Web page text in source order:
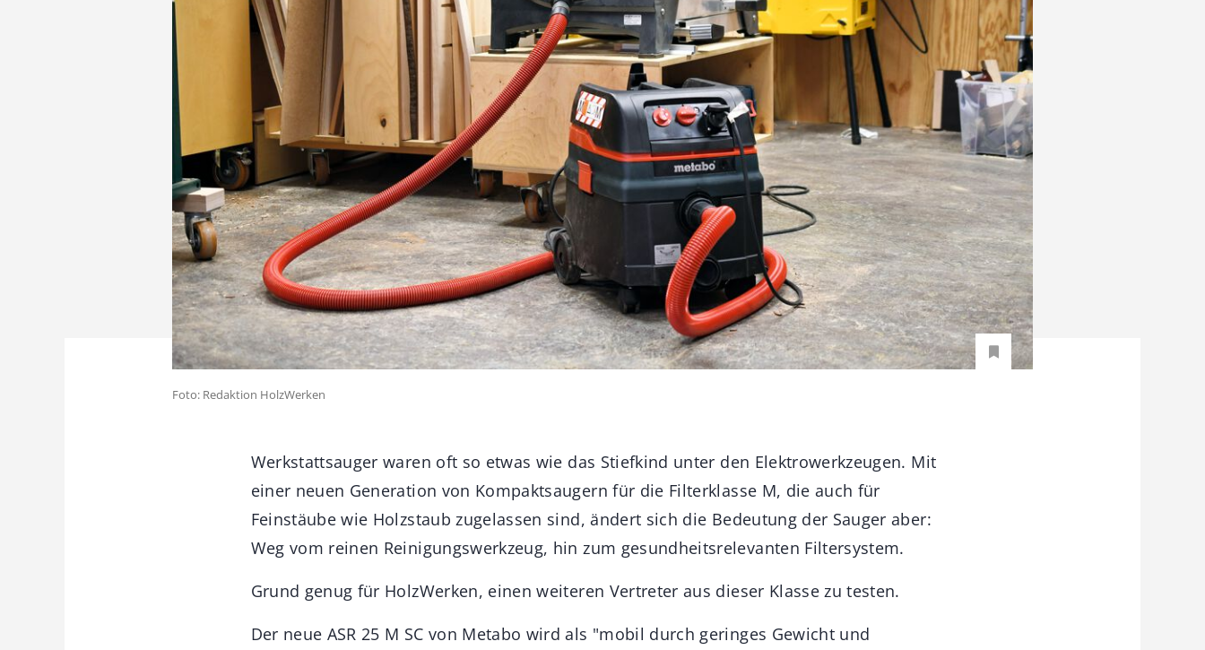
Foto: Redaktion HolzWerken
Werkstattsauger waren oft so etwas wie das Stiefkind unter den Elektrowerkzeugen. Mit
einer neuen Generation von Kompaktsaugern für die Filterklasse M, die auch für
Feinstäube wie Holzstaub zugelassen sind, ändert sich die Bedeutung der Sauger aber:
Weg vom reinen Reinigungswerkzeug, hin zum gesundheitsrelevanten Filtersystem.
Grund genug für HolzWerken, einen weiteren Vertreter aus dieser Klasse zu testen.
Der neue ASR 25 M SC von Metabo wird als "mobil durch geringes Gewicht und